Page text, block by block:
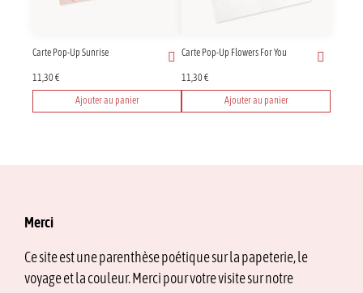
Carte Pop-Up Sunrise
11,30€
Ajouter au panier
Carte Pop-Up Flowers For You
11,30€
Ajouter au panier
Merci
Ce site est une parenthèse poétique sur la papeterie, le
voyage et la couleur. Merci pour votre visite sur notre